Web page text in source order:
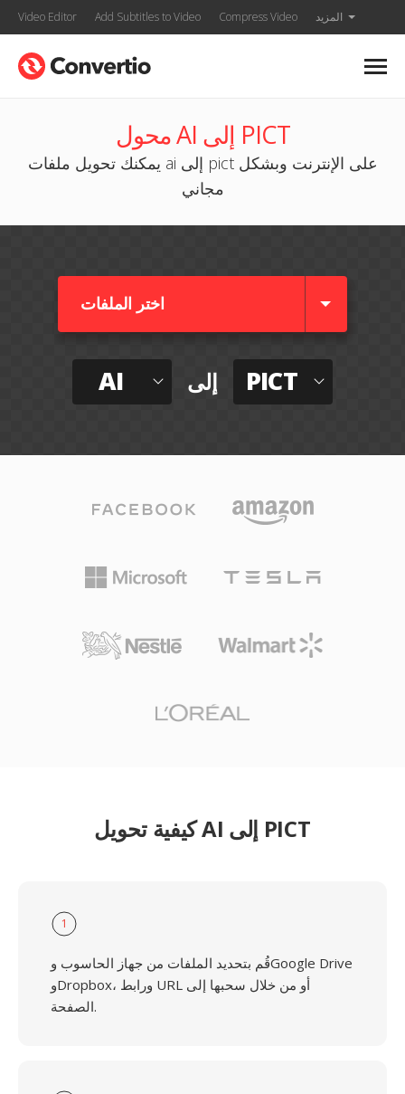
Video Editor Add Subtitles to Video Compress Video المزيد
محول AI إلى PICT
يمكنك تحويل ملفات ai إلى pict على الإنترنت وبشكل
مجاني
اختر الملفات
AI إلى PICT
كيفية تحويل AI إلى PICT
1
قُم بتحديد الملفات من جهاز الحاسوب وGoogle Drive
وDropbox، ورابط URL أو من خلال سحبها إلى
الصفحة.